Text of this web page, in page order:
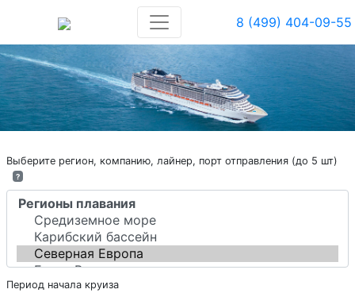
8 (499) 404-09-55
Выберите регион, компанию, лайнер, порт отправления (до 5 шт)
?
Период начала круиза